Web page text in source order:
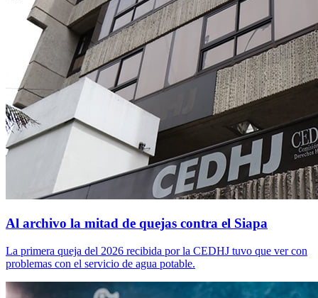
Al archivo la mitad de quejas contra el Siapa
La primera queja del 2026 recibida por la CEDHJ tuvo que ver con
problemas con el servicio de agua potable.